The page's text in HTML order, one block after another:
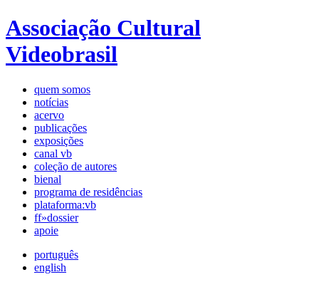
Associação Cultural
Videobrasil
quem somos
notícias
acervo
publicações
exposições
canal vb
coleção de autores
bienal
programa de residências
plataforma:vb
ff»dossier
apoie
português
english